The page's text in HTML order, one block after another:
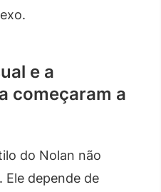
e a
começaram a
do Nolan não
Ele depende de